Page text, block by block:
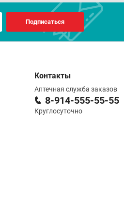
Подписаться
Контакты
Аптечная служба заказов
8-914-555-55-55
Круглосуточно